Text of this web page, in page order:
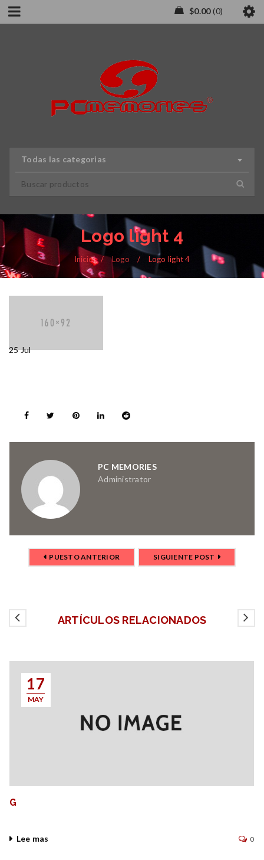
$0.00 0
Todas las categorias
Logo light 4
Inicio / Logo / Logo light 4
25Jul
PC MEMORIES
Administrator
PUESTO ANTERIOR SIGUIENTE POST
ARTÍCULOS RELACIONADOS
17
MAY
G
Lee mas 0